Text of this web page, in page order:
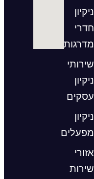
ניקיון
חדרי
מדרגות
שירותי
ניקיון
עסקים
ניקיון
מפעלים
אזורי
שירות